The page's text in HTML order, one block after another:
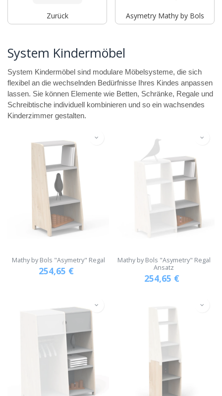
Zurück Asymetry Mathy by Bols
System Kindermöbel
System Kindermöbel sind modulare Möbelsysteme, die sich
flexibel an die wechselnden Bedürfnisse Ihres Kindes anpassen
lassen. Sie können Elemente wie Betten, Schränke, Regale und
Schreibtische individuell kombinieren und so ein wachsendes
Kinderzimmer gestalten.
Mathy by Bols "Asymetry" Regal
254,65 €
Mathy by Bols "Asymetry" Regal
Ansatz
254,65 €